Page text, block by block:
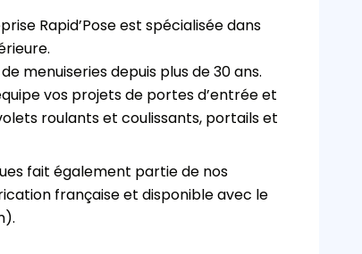
Rapid’Pose est spécialisée dans
menuiseries depuis plus de 30 ans.
vos projets de portes d’entrée et
roulants et coulissants, portails et
fait également partie de nos
française et disponible avec le